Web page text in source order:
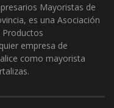
Mayoristas de
es una Asociación
empresa de
como mayorista